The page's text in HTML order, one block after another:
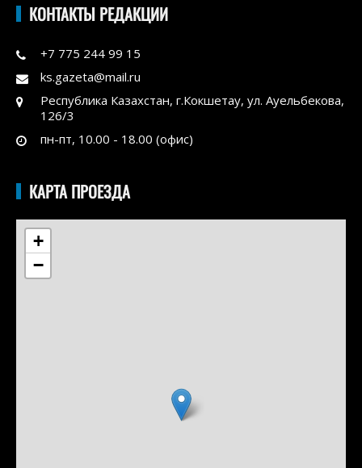
КОНТАКТЫ РЕДАКЦИИ
+7 775 244 99 15
ks.gazeta@mail.ru
Республика Казахстан, г.Кокшетау, ул. Ауельбекова,
126/3
пн-пт, 10.00 - 18.00 (офис)
КАРТА ПРОЕЗДА
+
−